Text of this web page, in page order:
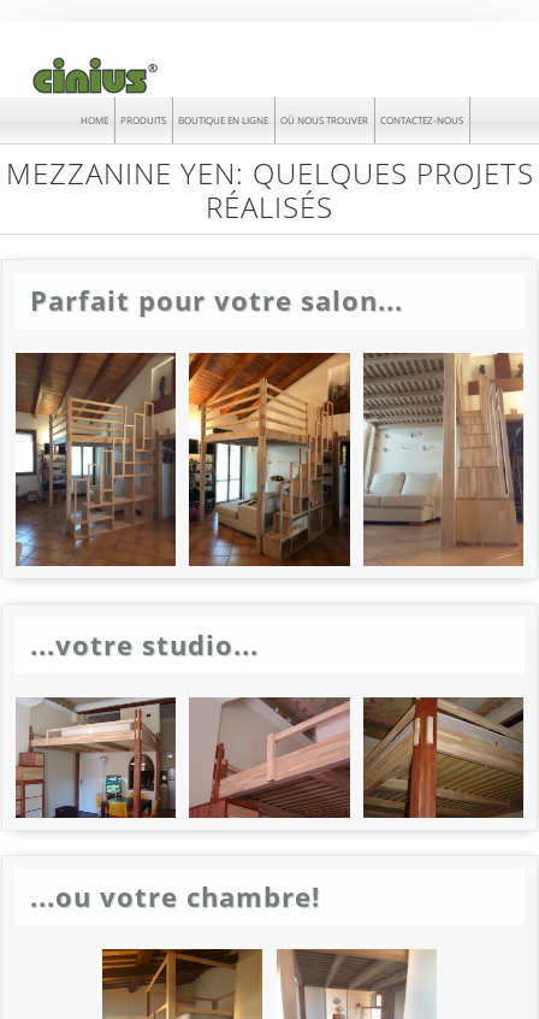
HOME PRODUITS BOUTIQUE EN LIGNE OÙ NOUS TROUVER CONTACTEZ-NOUS
MEZZANINE YEN: QUELQUES PROJETS
RÉALISÉS
Parfait pour votre salon...
...votre studio...
...ou votre chambre!